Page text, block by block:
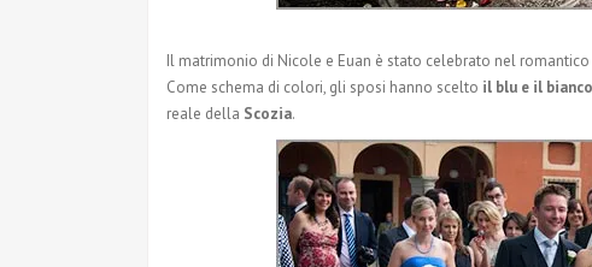
Il matrimonio di Nicole e Euan è stato celebrato nel
Come schema di colori, gli sposi hanno scelto il blu e il bianco
reale della Scozia.